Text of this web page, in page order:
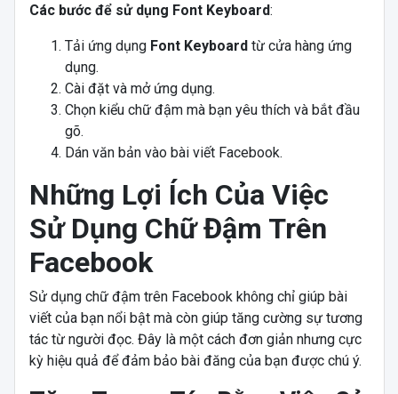
Các bước để sử dụng Font Keyboard:
Tải ứng dụng Font Keyboardtừ cửa hàng ứng
dụng.
Cài đặt và mở ứng dụng.
Chọn kiểu chữ đậm mà bạn yêu thích và bắt đầu
gõ.
Dán văn bản vào bài viết Facebook.
Những Lợi Ích Của Việc
Sử Dụng Chữ Đậm Trên
Facebook
Sử dụng chữ đậm trên Facebook không chỉ giúp bài
viết của bạn nổi bật mà còn giúp tăng cường sự tương
tác từ người đọc. Đây là một cách đơn giản nhưng cực
kỳ hiệu quả để đảm bảo bài đăng của bạn được chú ý.